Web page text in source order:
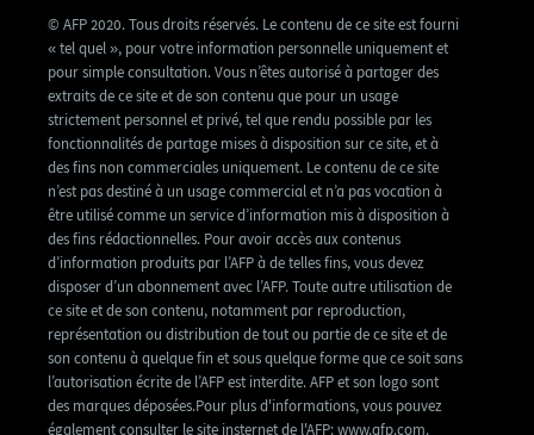
© AFP 2020. Tous droits réservés. Le contenu de ce site est fourni
« tel quel », pour votre information personnelle uniquement et
pour simple consultation. Vous n’êtes autorisé à partager des
extraits de ce site et de son contenu que pour un usage
strictement personnel et privé, tel que rendu possible par les
fonctionnalités de partage mises à disposition sur ce site, et à
des fins non commerciales uniquement. Le contenu de ce site
n’est pas destiné à un usage commercial et n’a pas vocation à
être utilisé comme un service d’information mis à disposition à
des fins rédactionnelles. Pour avoir accès aux contenus
d’information produits par l’AFP à de telles fins, vous devez
disposer d’un abonnement avec l’AFP. Toute autre utilisation de
ce site et de son contenu, notamment par reproduction,
représentation ou distribution de tout ou partie de ce site et de
son contenu à quelque fin et sous quelque forme que ce soit sans
l’autorisation écrite de l’AFP est interdite. AFP et son logo sont
des marques déposées.Pour plus d'informations, vous pouvez
également consulter le site insternet de l'AFP: www.afp.com.